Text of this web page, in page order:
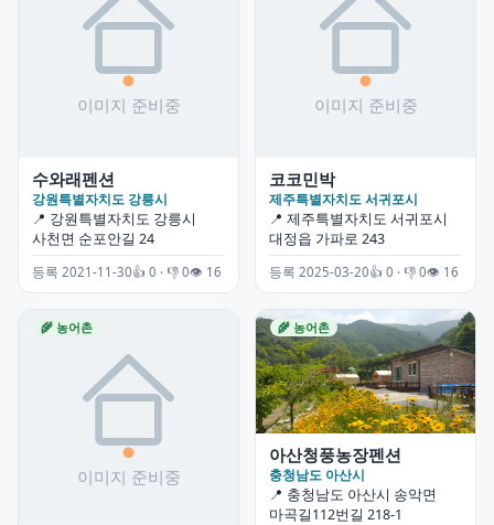
수와래펜션
강원특별자치도 강릉시
📍 강원특별자치도 강릉시
사천면 순포안길 24
등록 2021-11-30👍 0 · 👎 0👁 16
코코민박
제주특별자치도 서귀포시
📍 제주특별자치도 서귀포시
대정읍 가파로 243
등록 2025-03-20👍 0 · 👎 0👁 16
🌾 농어촌 🌾 농어촌
아산청풍농장펜션
충청남도 아산시
📍 충청남도 아산시 송악면
마곡길112번길 218-1